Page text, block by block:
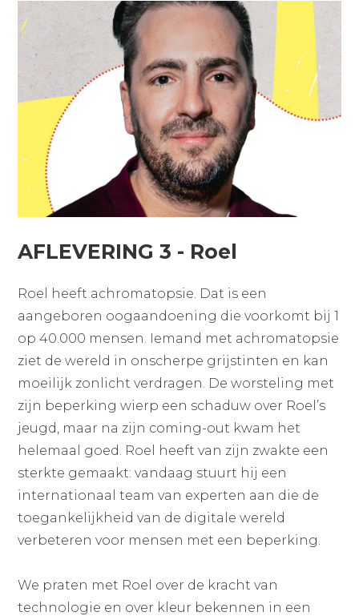
AFLEVERING 3 - Roel
Roel heeft achromatopsie. Dat is een
aangeboren oogaandoening die voorkomt bij 1
op 40.000 mensen. Iemand met achromatopsie
ziet de wereld in onscherpe grijstinten en kan
moeilijk zonlicht verdragen. De worsteling met
zijn beperking wierp een schaduw over Roel’s
jeugd, maar na zijn coming-out kwam het
helemaal goed. Roel heeft van zijn zwakte een
sterkte gemaakt: vandaag stuurt hij een
internationaal team van experten aan die de
toegankelijkheid van de digitale wereld
verbeteren voor mensen met een beperking.
We praten met Roel over de kracht van
technologie en over kleur bekennen in een